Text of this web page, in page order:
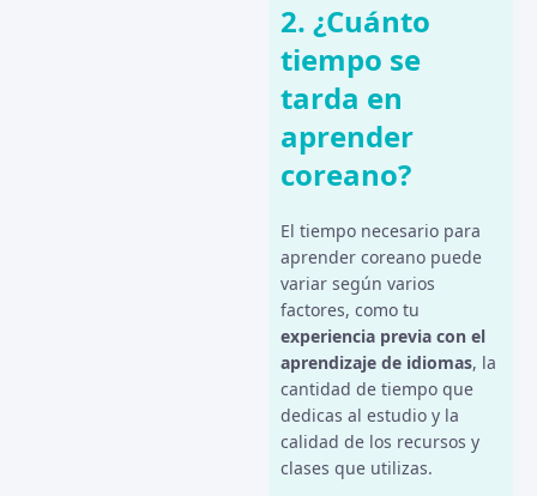
2. ¿Cuánto
tiempo se
tarda en
aprender
coreano?
El tiempo necesario para
aprender coreano puede
variar según varios
factores, como tu
experiencia previa con el
aprendizaje de idiomas, la
cantidad de tiempo que
dedicas al estudio y la
calidad de los recursos y
clases que utilizas.